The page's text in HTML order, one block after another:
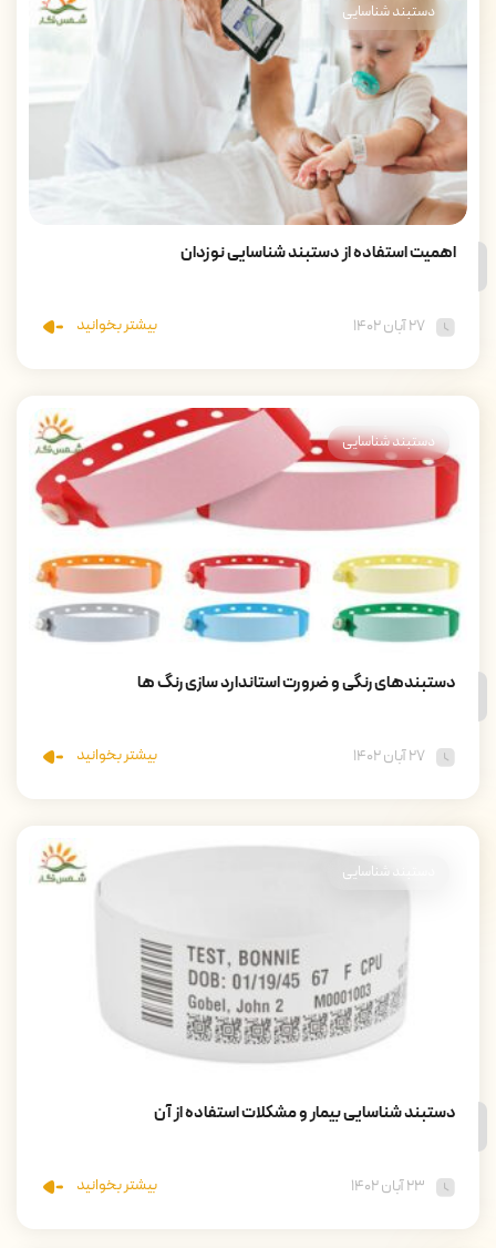
دستبند شناسایی
اهمیت استفاده از دستبند شناسایی نوزدان
۲۷ آبان ۱۴۰۲ بیشتر بخوانید
دستبند شناسایی
دستبندهای رنگی و ضرورت استاندارد سازی رنگ ها
۲۷ آبان ۱۴۰۲ بیشتر بخوانید
دستبند شناسایی
دستبند شناسایی بیمار و مشکلات استفاده از آن
۲۳ آبان ۱۴۰۲ بیشتر بخوانید